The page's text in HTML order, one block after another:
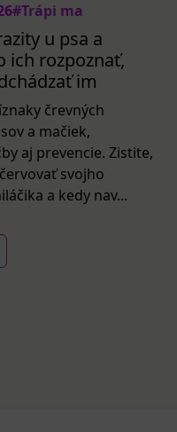
#Trápi ma
u psa a
ich rozpoznať,
im
črevných
a mačiek,
aj prevencie. Zistite,
svojho
a kedy nav...